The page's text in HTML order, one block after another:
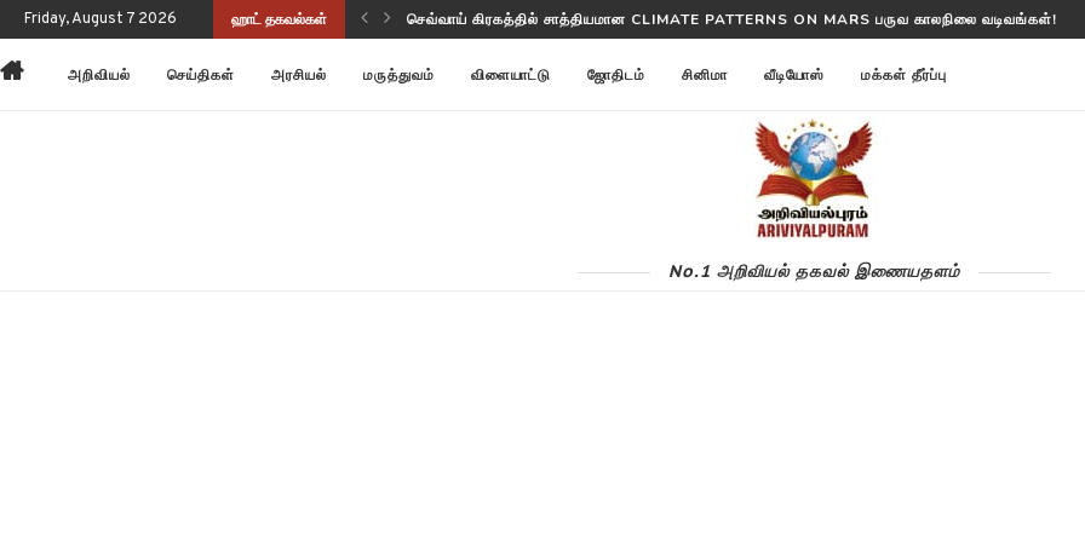
Friday, August 7 2026 ஹாட் தகவல்கள் சிலர் நீண்ட கோவிட் நோயால் LONG TERM COVID பாதிக்கப்படுவதற்கான காரணத்திற்கான புதிய
அறிவியல் செய்திகள் அரசியல் மருத்துவம் விளையாட்டு ஜோதிடம் சினிமா வீடியோஸ் மக்கள் தீர்ப்பு
No.1 அறிவியல் தகவல் இணையதளம்